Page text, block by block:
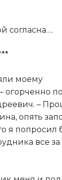
согласна….
моему
–
опять
я попросил
все